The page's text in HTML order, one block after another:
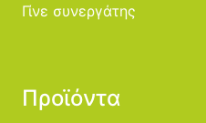
Γίνε συνεργάτης
Προϊόντα